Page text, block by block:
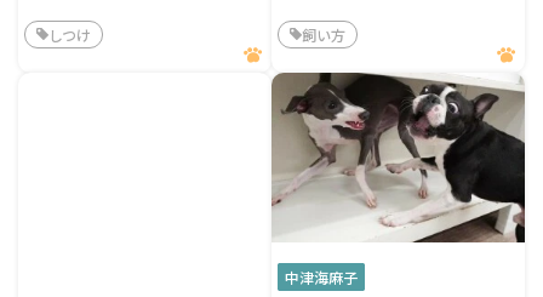
しつけ 飼い方
中津海麻子